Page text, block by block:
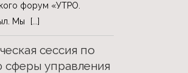
форум «УТРО.
Мы
[...]
сессия по
сферы управления